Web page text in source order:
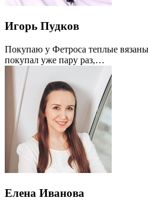
Игорь Пудков
Покупаю у Фетроса теплые
покупал уже пару раз,…
Елена Иванова